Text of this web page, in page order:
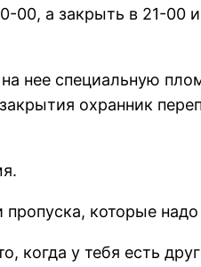
а закрыть в 21-00 и
нее специальную
охранник
пропуска, которые
когда у тебя есть